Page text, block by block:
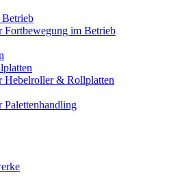
Fortbewegung im Betrieb
Hebelroller & Rollplatten
Palettenhandling